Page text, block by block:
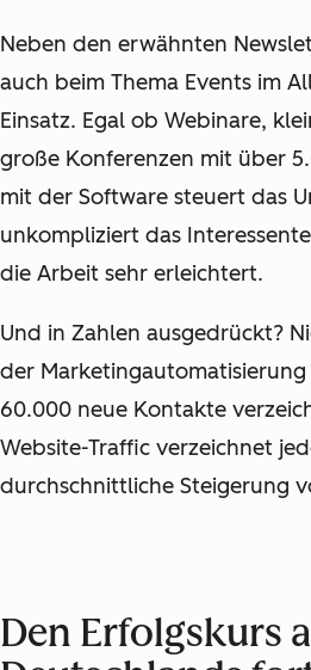
Neben den erwähnten
auch beim Thema Events im
Einsatz. Egal ob Webinare,
große Konferenzen mit über
mit der Software steuert das
unkompliziert das
die Arbeit sehr erleichtert.
Und in Zahlen ausgedrückt?
der
60.000 neue Kontakte
Website-Traffic verzeichnet
durchschnittliche Steigerung
Den Erfolgskurs